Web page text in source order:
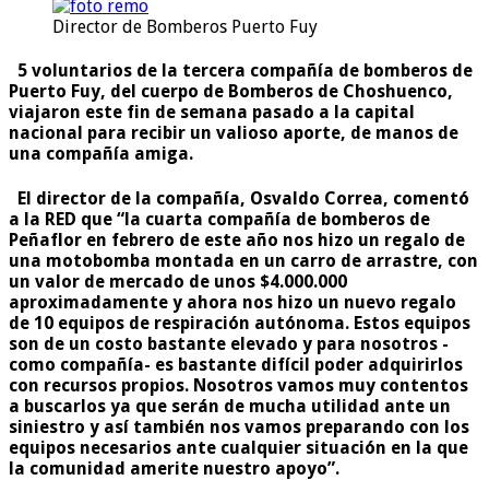
Director de Bomberos Puerto Fuy
5 voluntarios de la tercera compañía de bomberos de
Puerto Fuy, del cuerpo de Bomberos de Choshuenco,
viajaron este fin de semana pasado a la capital
nacional para recibir un valioso aporte, de manos de
una compañía amiga.
El director de la compañía, Osvaldo Correa, comentó
a la RED que “la cuarta compañía de bomberos de
Peñaflor en febrero de este año nos hizo un regalo de
una motobomba montada en un carro de arrastre, con
un valor de mercado de unos $4.000.000
aproximadamente y ahora nos hizo un nuevo regalo
de 10 equipos de respiración autónoma. Estos equipos
son de un costo bastante elevado y para nosotros -
como compañía- es bastante difícil poder adquirirlos
con recursos propios. Nosotros vamos muy contentos
a buscarlos ya que serán de mucha utilidad ante un
siniestro y así también nos vamos preparando con los
equipos necesarios ante cualquier situación en la que
la comunidad amerite nuestro apoyo”.